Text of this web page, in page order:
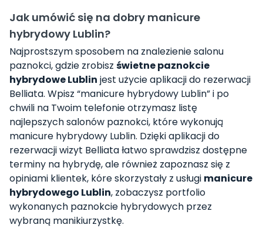
Jak umówić się na dobry manicure
hybrydowy Lublin?
Najprostszym sposobem na znalezienie salonu
paznokci, gdzie zrobisz świetne paznokcie
hybrydowe Lublin jest użycie aplikacji do rezerwacji
Belliata. Wpisz “manicure hybrydowy Lublin” i po
chwili na Twoim telefonie otrzymasz listę
najlepszych salonów paznokci, które wykonują
manicure hybrydowy Lublin. Dzięki aplikacji do
rezerwacji wizyt Belliata łatwo sprawdzisz dostępne
terminy na hybrydę, ale również zapoznasz się z
opiniami klientek, kóre skorzystały z usługi manicure
hybrydowego Lublin, zobaczysz portfolio
wykonanych paznokcie hybrydowych przez
wybraną manikiurzystkę.